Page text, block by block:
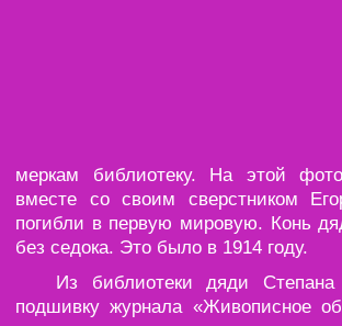
меркам библиотеку. На этой
вместе со своим сверстником
погибли в первую мировую. Конь
без седока. Это было в 1914 году.
Из библиотеки дяди Степана
подшивку журнала «Живописное